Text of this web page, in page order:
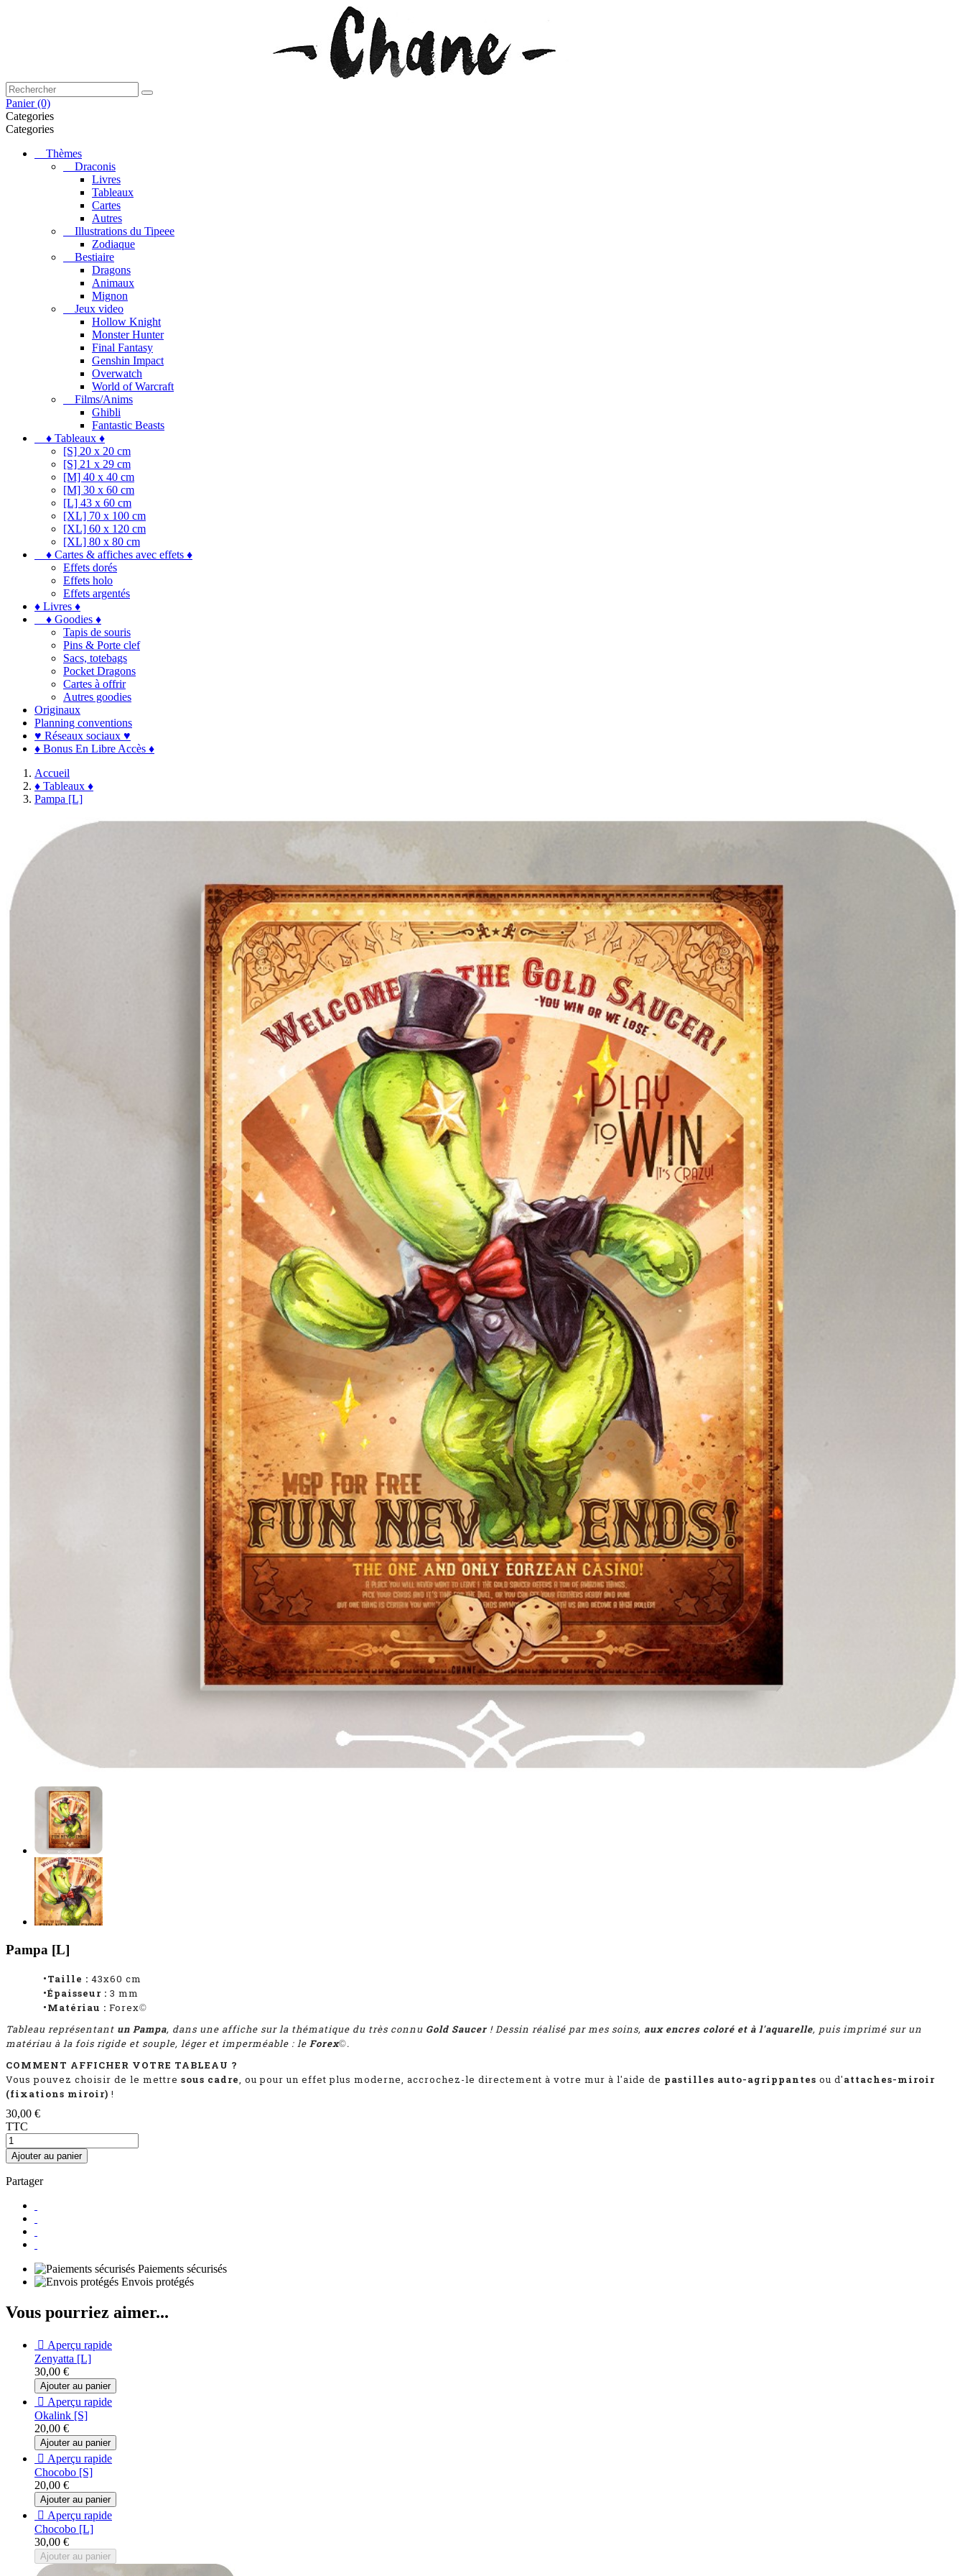
Panier (0)
Categories
Categories
Thèmes
Draconis
Livres
Tableaux
Cartes
Autres
Illustrations du Tipeee
Zodiaque
Bestiaire
Dragons
Animaux
Mignon
Jeux video
Hollow Knight
Monster Hunter
Final Fantasy
Genshin Impact
Overwatch
World of Warcraft
Films/Anims
Ghibli
Fantastic Beasts
♦ Tableaux ♦
[S] 20 x 20 cm
[S] 21 x 29 cm
[M] 40 x 40 cm
[M] 30 x 60 cm
[L] 43 x 60 cm
[XL] 70 x 100 cm
[XL] 60 x 120 cm
[XL] 80 x 80 cm
♦ Cartes & affiches avec effets ♦
Effets dorés
Effets holo
Effets argentés
♦ Livres ♦
♦ Goodies ♦
Tapis de souris
Pins & Porte clef
Sacs, totebags
Pocket Dragons
Cartes à offrir
Autres goodies
Originaux
Planning conventions
♥ Réseaux sociaux ♥
♦ Bonus En Libre Accès ♦
Accueil
♦ Tableaux ♦
Pampa [L]
Pampa [L]
•Taille : 43x60 cm
•Épaisseur : 3 mm
•Matériau : Forex©
Tableau représentant un Pampa, dans une affiche sur la thématique du très connu Gold Saucer ! Dessin réalisé par mes soins, aux encres coloré et à l'aquarelle, puis imprimé sur un
matériau à la fois rigide et souple, léger et imperméable : le Forex©.
COMMENT AFFICHER VOTRE TABLEAU ?
Vous pouvez choisir de le mettre sous cadre, ou pour un effet plus moderne, accrochez-le directement à votre mur à l'aide de pastilles auto-agrippantes ou d'attaches-miroir
(fixations miroir) !
30,00 €
TTC
Ajouter au panier
Partager
Paiements sécurisés
Envois protégés
Vous pourriez aimer...
 Aperçu rapide
Zenyatta [L]
30,00 €
Ajouter au panier
 Aperçu rapide
Okalink [S]
20,00 €
Ajouter au panier
 Aperçu rapide
Chocobo [S]
20,00 €
Ajouter au panier
 Aperçu rapide
Chocobo [L]
30,00 €
Ajouter au panier